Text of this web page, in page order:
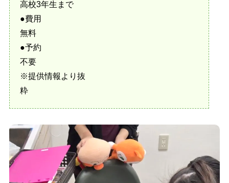
高校3年生まで
●費用
無料
●予約
不要
※提供情報より抜
粋